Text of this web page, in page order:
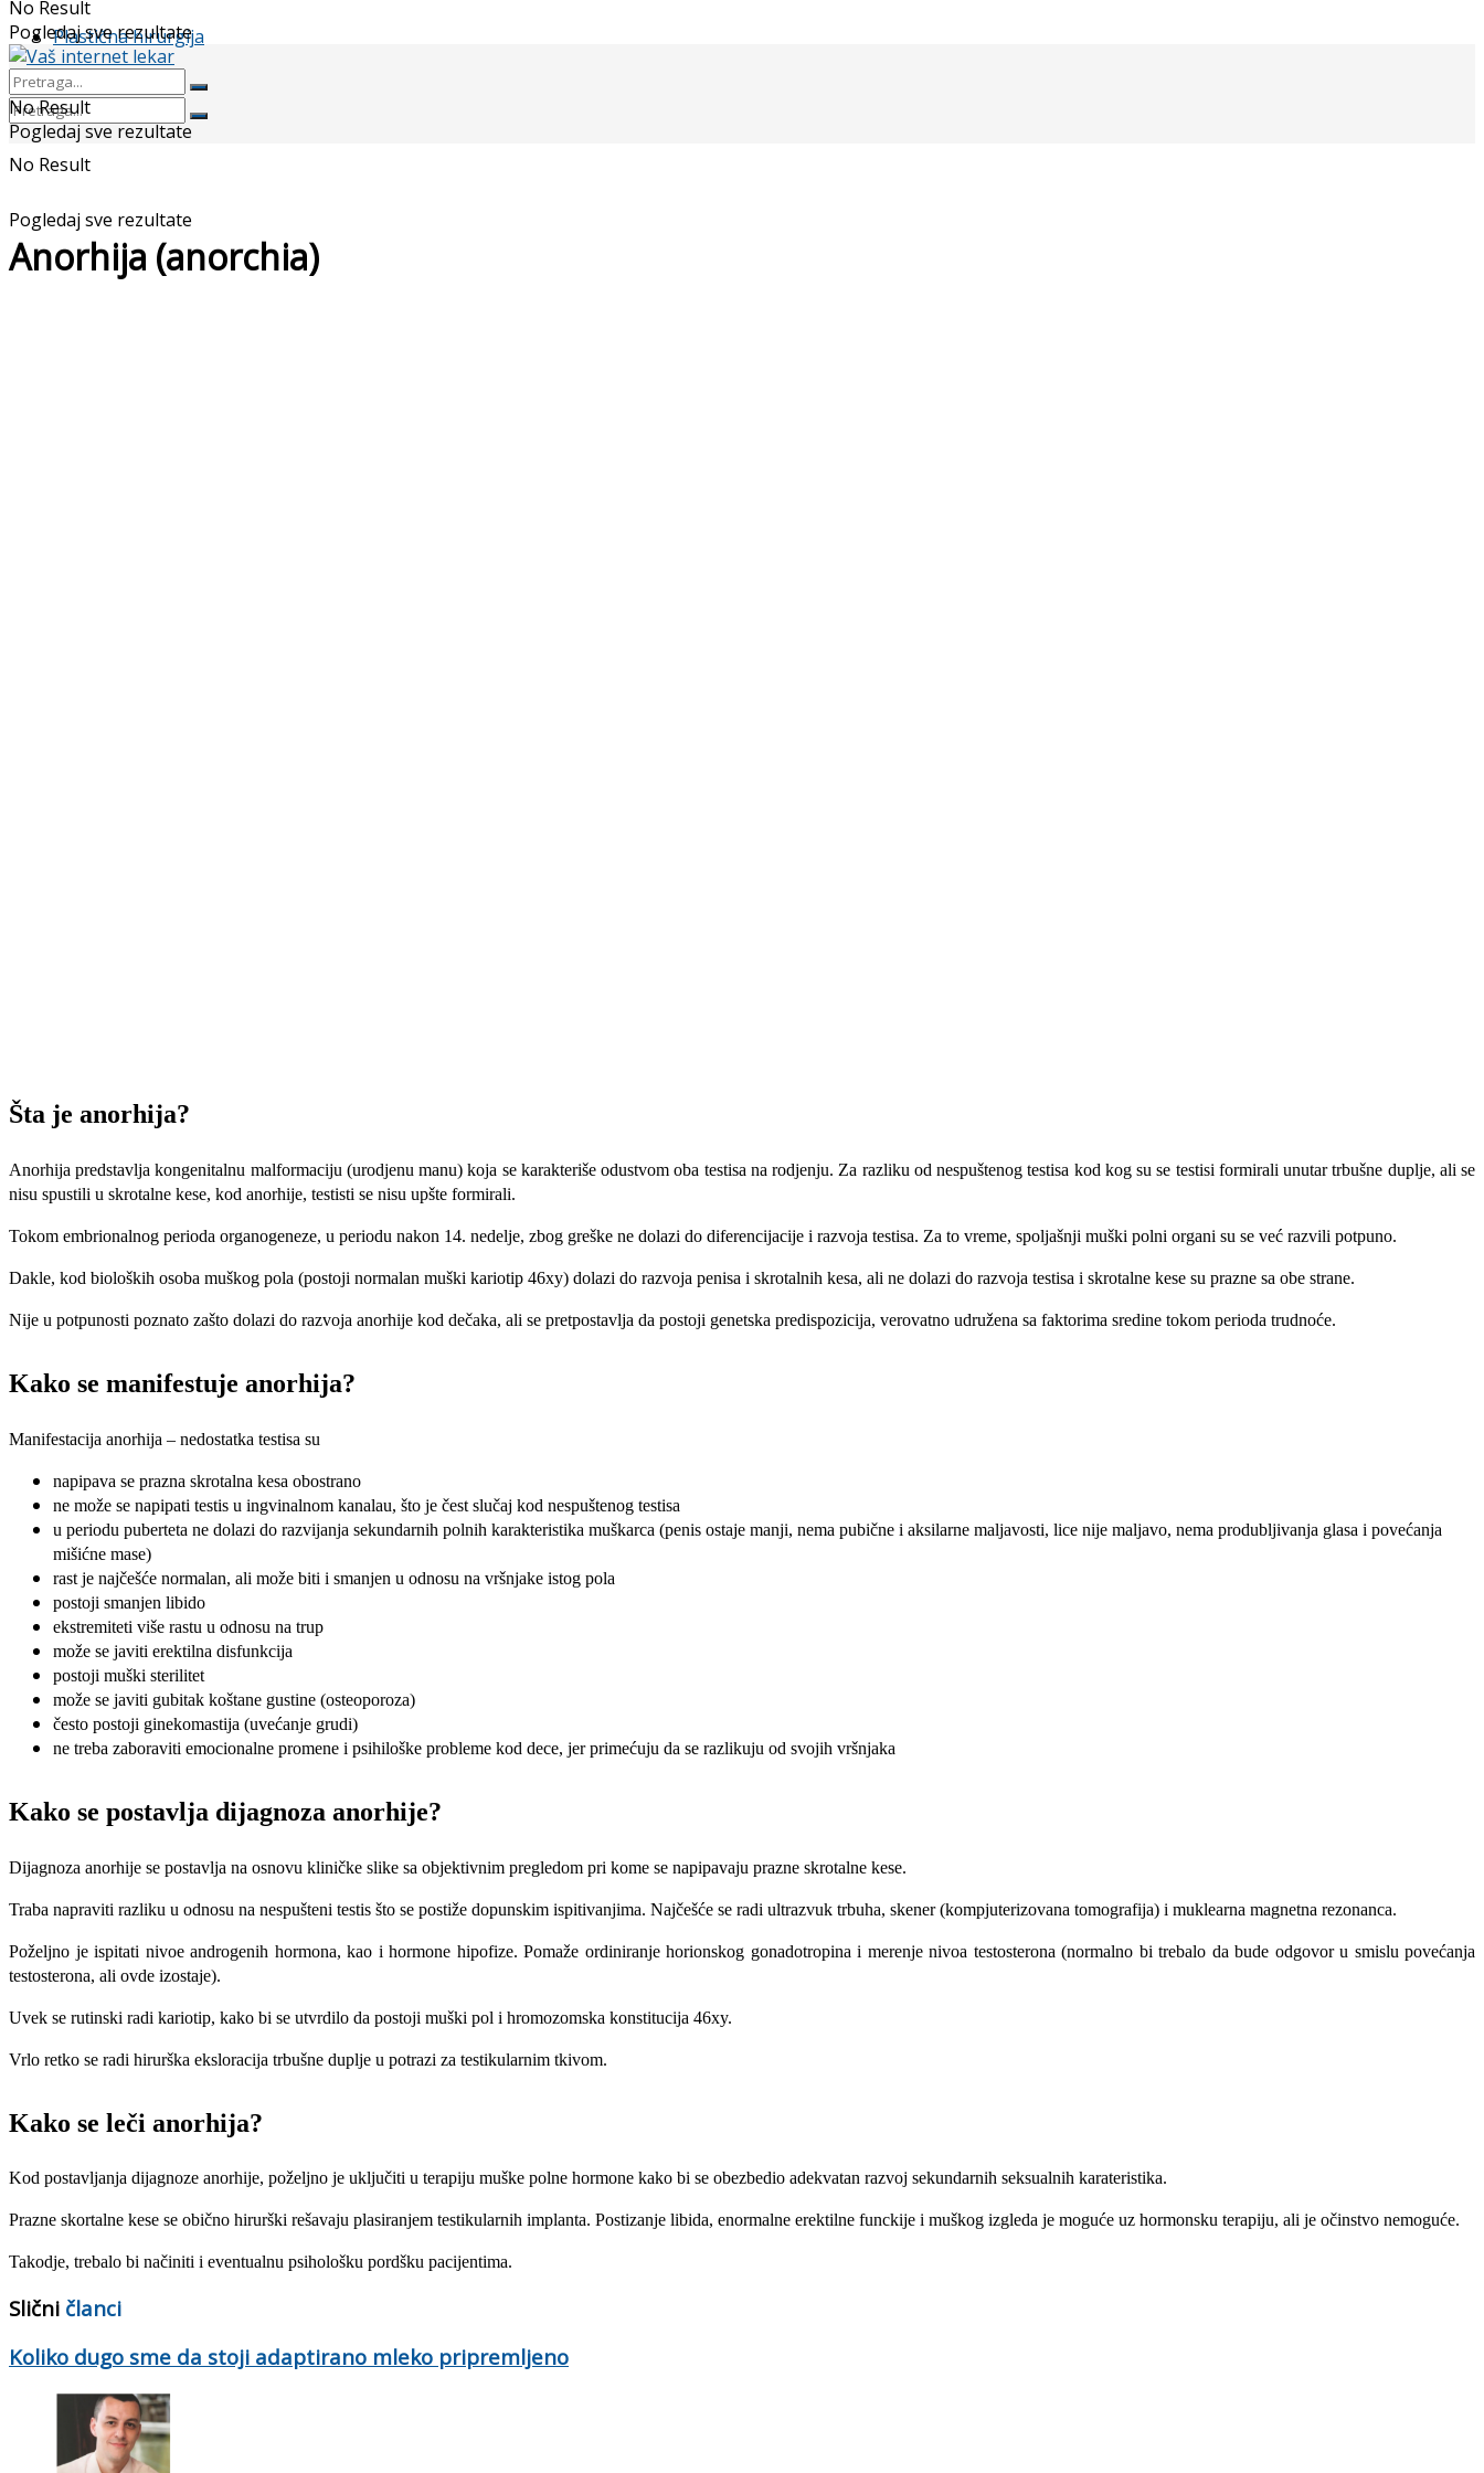
Plastična hirurgija
No Result
Pogledaj sve rezultate
No Result
Pogledaj sve rezultate
No Result
Pogledaj sve rezultate
Anorhija (anorchia)
Šta je anorhija?
Anorhija predstavlja kongenitalnu malformaciju (urodjenu manu) koja se karakteriše odustvom oba testisa na rodjenju. Za razliku od nespuštenog testisa kod kog su se testisi formirali unutar trbušne duplje, ali se
nisu spustili u skrotalne kese, kod anorhije, testisti se nisu upšte formirali.
Tokom embrionalnog perioda organogeneze, u periodu nakon 14. nedelje, zbog greške ne dolazi do diferencijacije i razvoja testisa. Za to vreme, spoljašnji muški polni organi su se već razvili potpuno.
Dakle, kod bioloških osoba muškog pola (postoji normalan muški kariotip 46xy) dolazi do razvoja penisa i skrotalnih kesa, ali ne dolazi do razvoja testisa i skrotalne kese su prazne sa obe strane.
Nije u potpunosti poznato zašto dolazi do razvoja anorhije kod dečaka, ali se pretpostavlja da postoji genetska predispozicija, verovatno udružena sa faktorima sredine tokom perioda trudnoće.
Kako se manifestuje anorhija?
Manifestacija anorhija – nedostatka testisa su
napipava se prazna skrotalna kesa obostrano
ne može se napipati testis u ingvinalnom kanalau, što je čest slučaj kod nespuštenog testisa
u periodu puberteta ne dolazi do razvijanja sekundarnih polnih karakteristika muškarca (penis ostaje manji, nema pubične i aksilarne maljavosti, lice nije maljavo, nema produbljivanja glasa i povećanja
mišićne mase)
rast je najčešće normalan, ali može biti i smanjen u odnosu na vršnjake istog pola
postoji smanjen libido
ekstremiteti više rastu u odnosu na trup
može se javiti erektilna disfunkcija
postoji muški sterilitet
može se javiti gubitak koštane gustine (osteoporoza)
često postoji ginekomastija (uvećanje grudi)
ne treba zaboraviti emocionalne promene i psihiloške probleme kod dece, jer primećuju da se razlikuju od svojih vršnjaka
Kako se postavlja dijagnoza anorhije?
Dijagnoza anorhije se postavlja na osnovu kliničke slike sa objektivnim pregledom pri kome se napipavaju prazne skrotalne kese.
Traba napraviti razliku u odnosu na nespušteni testis što se postiže dopunskim ispitivanjima. Najčešće se radi ultrazvuk trbuha, skener (kompjuterizovana tomografija) i muklearna magnetna rezonanca.
Poželjno je ispitati nivoe androgenih hormona, kao i hormone hipofize. Pomaže ordiniranje horionskog gonadotropina i merenje nivoa testosterona (normalno bi trebalo da bude odgovor u smislu povećanja
testosterona, ali ovde izostaje).
Uvek se rutinski radi kariotip, kako bi se utvrdilo da postoji muški pol i hromozomska konstitucija 46xy.
Vrlo retko se radi hirurška eksloracija trbušne duplje u potrazi za testikularnim tkivom.
Kako se leči anorhija?
Kod postavljanja dijagnoze anorhije, poželjno je uključiti u terapiju muške polne hormone kako bi se obezbedio adekvatan razvoj sekundarnih seksualnih karateristika.
Prazne skortalne kese se obično hirurški rešavaju plasiranjem testikularnih implanta. Postizanje libida, enormalne erektilne funckije i muškog izgleda je moguće uz hormonsku terapiju, ali je očinstvo nemoguće.
Takodje, trebalo bi načiniti i eventualnu psihološku pordšku pacijentima.
Slični članci
Koliko dugo sme da stoji adaptirano mleko pripremljeno